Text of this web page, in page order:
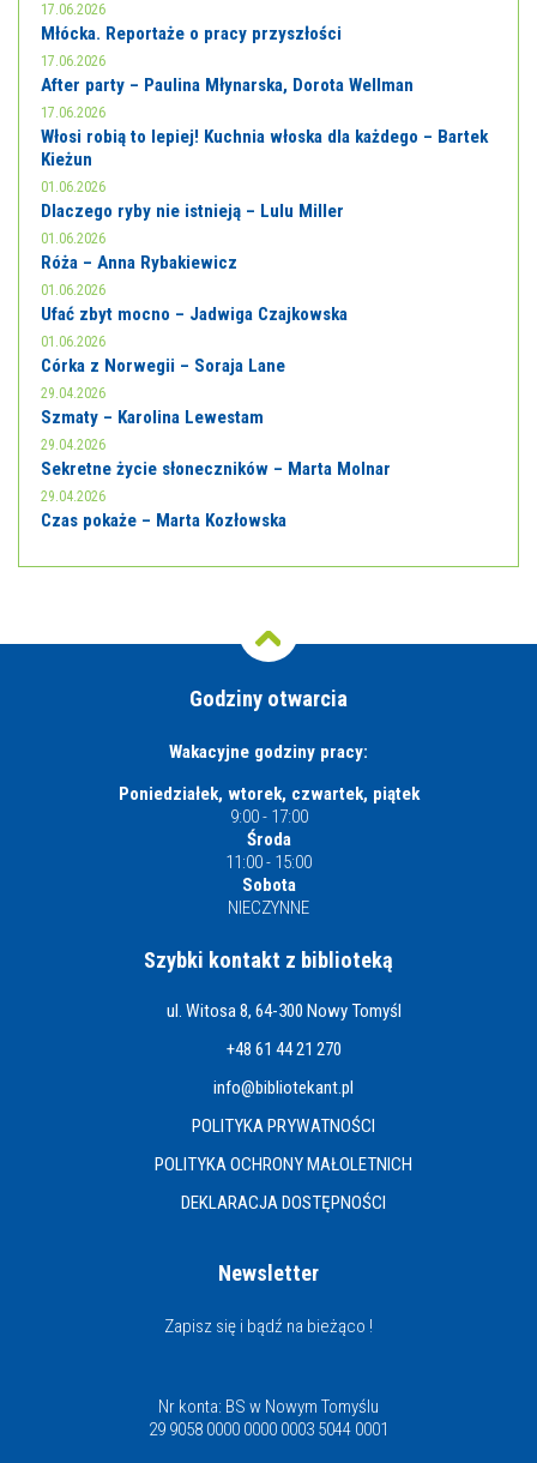
17.06.2026
Młócka. Reportaże o pracy przyszłości
17.06.2026
After party – Paulina Młynarska, Dorota Wellman
17.06.2026
Włosi robią to lepiej! Kuchnia włoska dla każdego – Bartek
Kieżun
01.06.2026
Dlaczego ryby nie istnieją – Lulu Miller
01.06.2026
Róża – Anna Rybakiewicz
01.06.2026
Ufać zbyt mocno – Jadwiga Czajkowska
01.06.2026
Córka z Norwegii – Soraja Lane
29.04.2026
Szmaty – Karolina Lewestam
29.04.2026
Sekretne życie słoneczników – Marta Molnar
29.04.2026
Czas pokaże – Marta Kozłowska
Godziny otwarcia
Wakacyjne godziny pracy:
Poniedziałek, wtorek, czwartek, piątek
9:00 - 17:00
Środa
11:00 - 15:00
Sobota
NIECZYNNE
Szybki kontakt z biblioteką
ul. Witosa 8, 64-300 Nowy Tomyśl
+48 61 44 21 270
info@bibliotekant.pl
POLITYKA PRYWATNOŚCI
POLITYKA OCHRONY MAŁOLETNICH
DEKLARACJA DOSTĘPNOŚCI
Newsletter
Zapisz się i bądź na bieżąco !
Nr konta: BS w Nowym Tomyślu
29 9058 0000 0000 0003 5044 0001